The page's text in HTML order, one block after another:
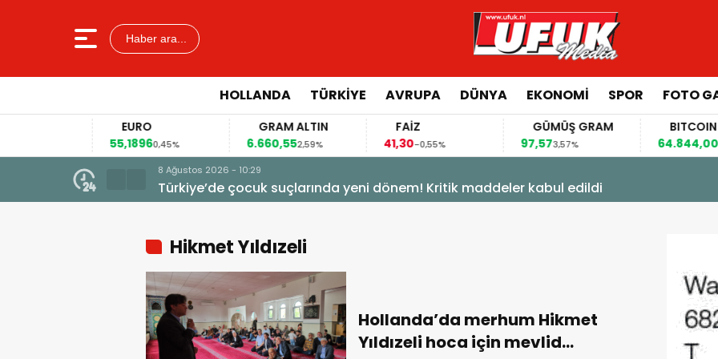
Haber ara...
HOLLANDA TÜRKIYE AVRUPA DÜNYA EKONOMI SPOR FOTO
EURO
55,18960,45%
GRAM ALTIN
6.660,552,59%
FAİZ
41,30-0,55%
GÜMÜŞ GRAM
97,573,57%
BITCOIN
64.844,00
8 Ağustos 2026 - 10:29
Türkiye’de çocuk suçlarında yeni dönem! Kritik maddeler kabul edildi
Hikmet Yıldızeli
Hollanda’da merhum Hikmet
Yıldızeli hoca için mevlid